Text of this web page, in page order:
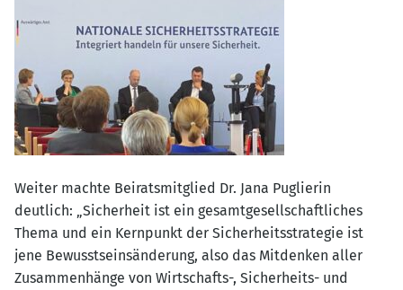
Weiter machte Beiratsmitglied Dr. Jana Puglierin
deutlich: „Sicherheit ist ein gesamtgesellschaftliches
Thema und ein Kernpunkt der Sicherheitsstrategie ist
jene Bewusstseinsänderung, also das Mitdenken aller
Zusammenhänge von Wirtschafts-, Sicherheits- und